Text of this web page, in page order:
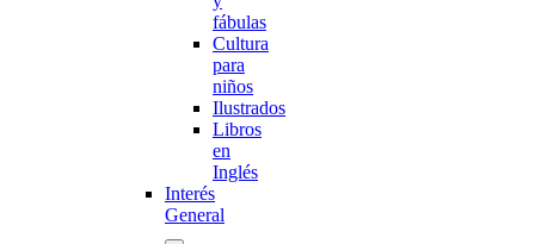
fábulas
Cultura
para
niños
Ilustrados
Libros
en
Inglés
Interés
General